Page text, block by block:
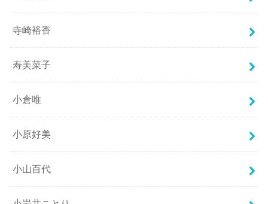
寺崎裕香
寿美菜子
小倉唯
小原好美
小山百代